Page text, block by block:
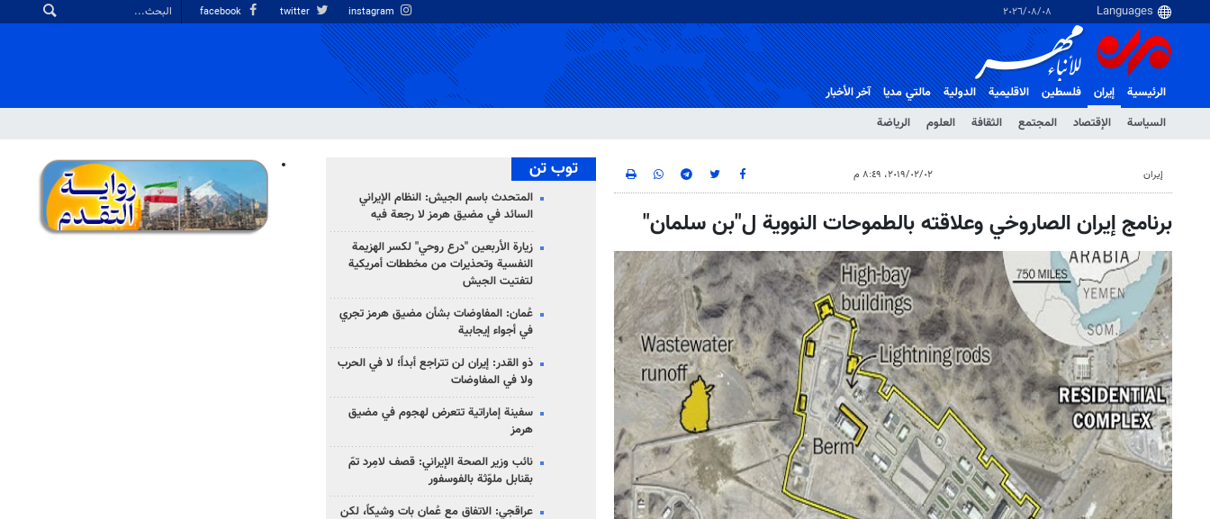
٠٨‏/٠٨‏/٢٠٢٦
الرئيسية
إيران
السياسة
الإقتصاد المجتمع الثقافة العلوم الرياضة
فلسطین الاقلیمیة الدولية مالتي مدیا آخر الأخبار
إيران ٠٢‏/٠٢‏/٢٠١٩، ٨:٤٩ م
برنامج إيران الصاروخي وعلاقته بالطموحات النووية ل"بن سلمان"
توب تن
المتحدث باسم الجيش: النظام الإيراني
السائد في مضيق هرمز لا رجعة فيه
زيارة الأربعين "درع روحي" لكسر الهزيمة
النفسية وتحذيرات من مخططات أمريكية
لتفتيت الجيش
عُمان: المفاوضات بشأن مضيق هرمز تجري
في أجواء إيجابية
ذو القدر: إيران لن تتراجع أبداً؛ لا في الحرب
ولا في المفاوضات
سفينة إماراتية تتعرض لهجوم في مضيق
هرمز
نائب وزير الصحة الإيراني: قصف لامِرد تمّ
بقنابل ملوّثة بالفوسفور
عراقجي: الاتفاق مع عُمان بات وشيكاً، لكن